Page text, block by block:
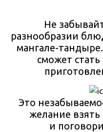
Не
разнообразии
мангале-
сможет
Это
желание
и